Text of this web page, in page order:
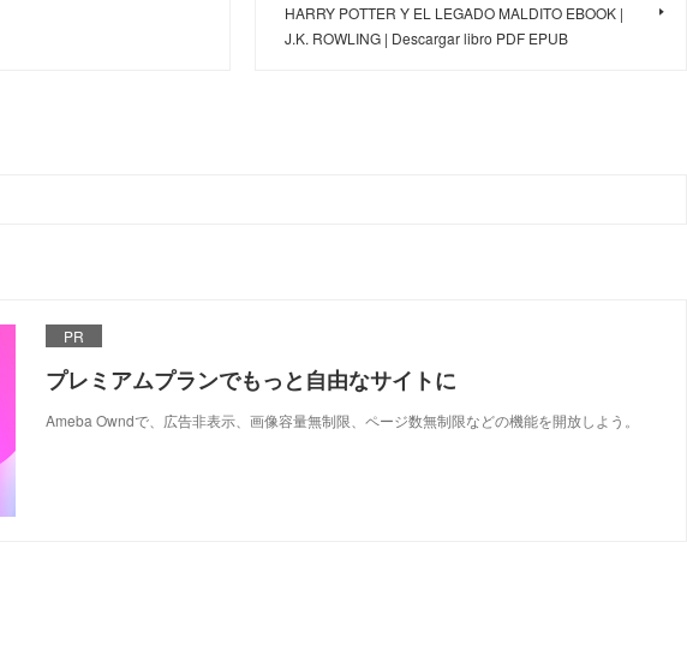
HARRY POTTER Y EL LEGADO MALDITO EBOOK |
J.K. ROWLING | Descargar libro PDF EPUB
PR
プレミアムプランでもっと自由なサイトに
Ameba Owndで、広告非表示、画像容量無制限、ページ数無制限などの機能を開放しよう。